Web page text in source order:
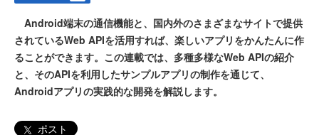
Android端末の通信機能と、国内外のさまざまなサイトで提供
されているWeb APIを活用すれば、楽しいアプリをかんたんに作
ることができます。この連載では、多種多様なWeb APIの紹介
と、そのAPIを利用したサンプルアプリの制作を通じて、
Androidアプリの実践的な開発を解説します。
ポスト